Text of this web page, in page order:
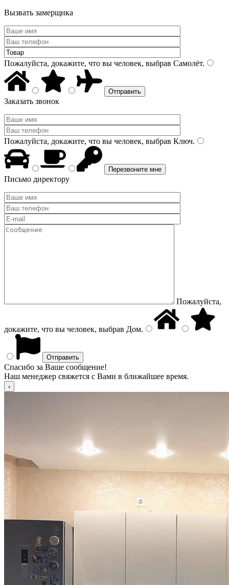
Вызвать замерщика
Пожалуйста, докажите, что вы человек, выбрав Самолёт.
Заказать звонок
Пожалуйста, докажите, что вы человек, выбрав Ключ.
Письмо директору
Пожалуйста,
докажите, что вы человек, выбрав Дом.
Спасибо за Ваше сообщение!
Наш менеджер свяжется с Вами в ближайшее время.